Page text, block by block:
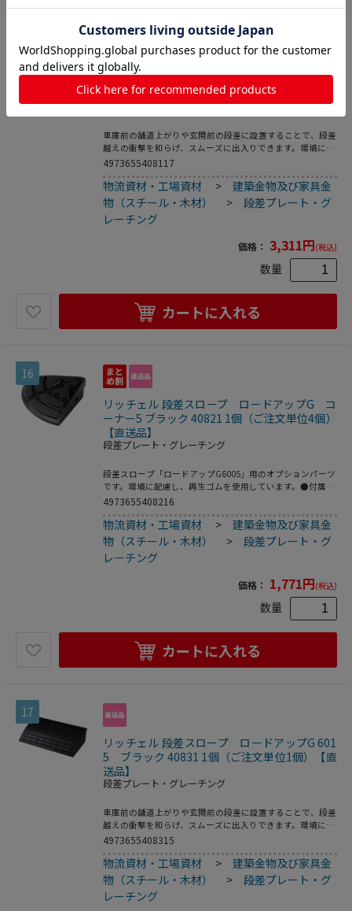
リッチェル 段差スロープ ロードアップG 600
5 ブラック 40811 1個（ご注文単位2個）【直
送品】
段差プレート・グレーチング
車庫前の舗道上がりや玄関前の段差に設置することで、段差
越えの衝撃を和らげ、スムーズに出入りできます。環境に配
慮し、再生ゴムを使用しています。ゴム製だから、車輌など
のグリップ力があるので、雨の日でも滑りにくい、重みがあ
り、雨水などに流されにくいなどの利点があります。連結が
可能でボルトで固定できます。●付属品：ボルト・ナット各
1コ／ワッシャー2コ●製品重量：2．8kg
4973655408117
物流資材・工場資材 >建築金物及び家具金
物（スチール・木材）
>段差プレート・グ
レーチング
価格： 3,311円(税込)
数量
カートに入れる
16
リッチェル 段差スロープ ロードアップG コ
ーナー5 ブラック 40821 1個（ご注文単位4個）
【直送品】
段差プレート・グレーチング
段差スロープ「ロードアップG6005」用のオプションパーツ
です。環境に配慮し、再生ゴムを使用しています。●付属
品：ボルト・ナット各1コ／ワッシャー2コ●製品重量：0．
4973655408216
物流資材・工場資材 >建築金物及び家具金
物（スチール・木材）
>段差プレート・グ
レーチング
価格： 1,771円(税込)
数量
カートに入れる
17
リッチェル 段差スロープ ロードアップG 601
5 ブラック 40831 1個（ご注文単位1個）【直
送品】
段差プレート・グレーチング
車庫前の舗道上がりや玄関前の段差に設置することで、段差
越えの衝撃を和らげ、スムーズに出入りできます。環境に配
慮し、再生ゴムを使用しています。ゴム製だから、車輌など
のグリップ力があるので、雨の日でも滑りにくい、重みがあ
り、雨水などに流されにくいなどの利点があります。連結が
可能でボルトで固定できます。●付属品：ボルト・ナット各
2コ／ワッシャー4コ●製品重量：18kg
4973655408315
物流資材・工場資材 >建築金物及び家具金
物（スチール・木材）
>段差プレート・グ
レーチング